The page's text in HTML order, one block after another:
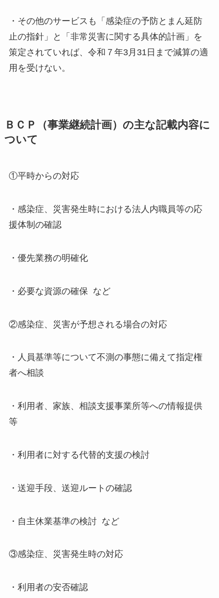
・その他のサービスも「感染症の予防とまん延防
止の指針」と「非常災害に関する具体的計画」を
策定されていれば、令和７年3月31日まで減算の適
用を受けない。
ＢＣＰ（事業継続計画）の主な記載内容に
ついて
①平時からの対応
・感染症、災害発生時における法人内職員等の応
援体制の確認
・優先業務の明確化
・必要な資源の確保 など
②感染症、災害が予想される場合の対応
・人員基準等について不測の事態に備えて指定権
者へ相談
・利用者、家族、相談支援事業所等への情報提供
等
・利用者に対する代替的支援の検討
・送迎手段、送迎ルートの確認
・自主休業基準の検討 など
③感染症、災害発生時の対応
・利用者の安否確認